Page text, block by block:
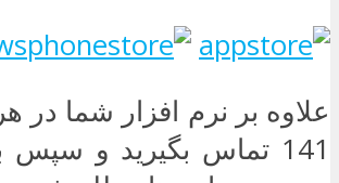
علاوه بر نرم افزار شما در
141 تماس بگیرید و